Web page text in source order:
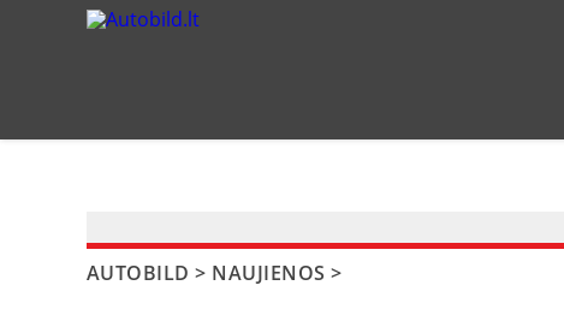
AUTOBILD > NAUJIENOS >